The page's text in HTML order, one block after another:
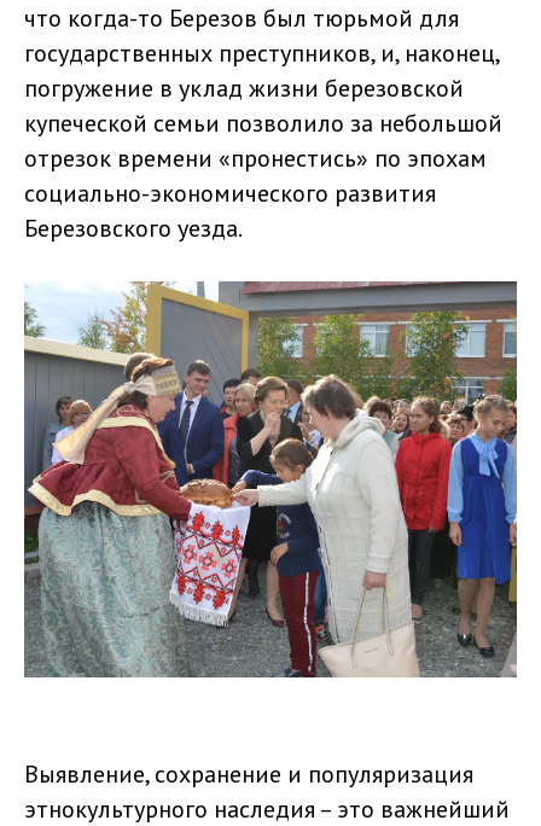
что когда-то Березов был тюрьмой для
государственных преступников, и, наконец,
погружение в уклад жизни березовской
купеческой семьи позволило за небольшой
отрезок времени «пронестись» по эпохам
социально-экономического развития
Березовского уезда.
Выявление, сохранение и популяризация
этнокультурного наследия – это важнейший